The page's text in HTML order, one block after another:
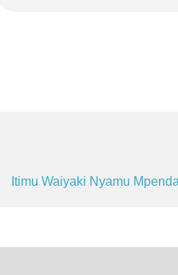
Itimu Waiyaki Nyamu Mpenda